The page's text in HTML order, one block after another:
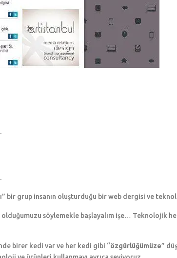
bir grup insanın oluşturduğu bir web dergisi ve
olduğumuzu söylemekle başlayalım işe… Teknolojik
birer kedi var ve her kedi gibi “özgürlüğümüze”